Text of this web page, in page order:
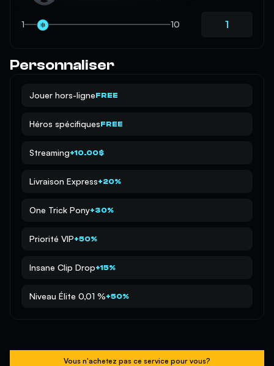
1 10
Personnaliser
Jouer hors-ligneFREE
Héros spécifiquesFREE
Streaming+10.00$
Livraison Express+20%
One Trick Pony+30%
Priorité VIP+50%
Insane Clip Drop+15%
Niveau Élite 0,01 %+50%
Vous n'achetez pas ce service pour vous?